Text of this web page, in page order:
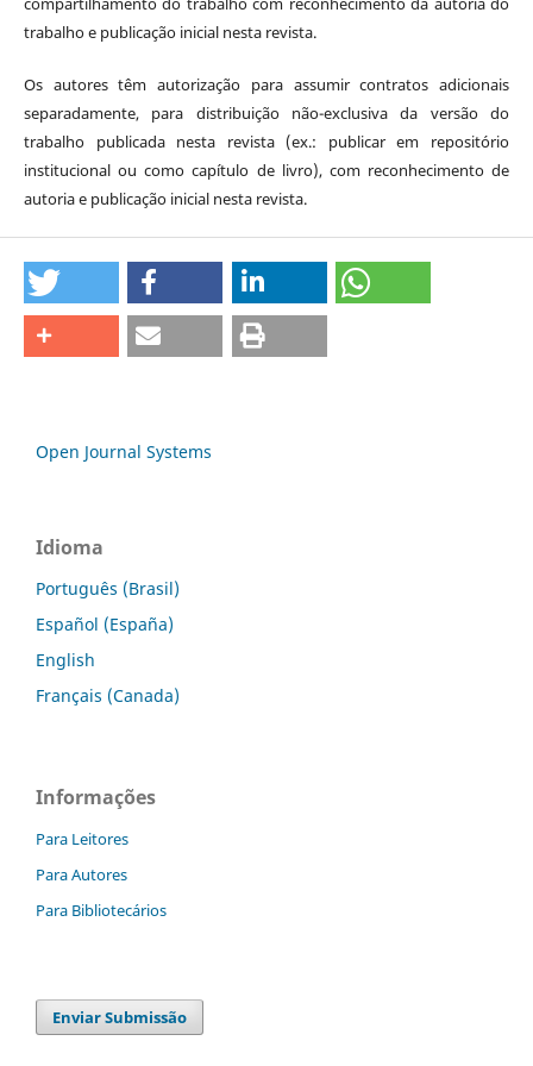
trabalho e publicação inicial nesta revista.
Os autores têm autorização para assumir contratos adicionais
separadamente, para distribuição não-exclusiva da versão do
trabalho publicada nesta revista (ex.: publicar em repositório
institucional ou como capítulo de livro), com reconhecimento de
autoria e publicação inicial nesta revista.
Open Journal Systems
Idioma
Português (Brasil)
Español (España)
English
Français (Canada)
Informações
Para Leitores
Para Autores
Para Bibliotecários
Enviar Submissão